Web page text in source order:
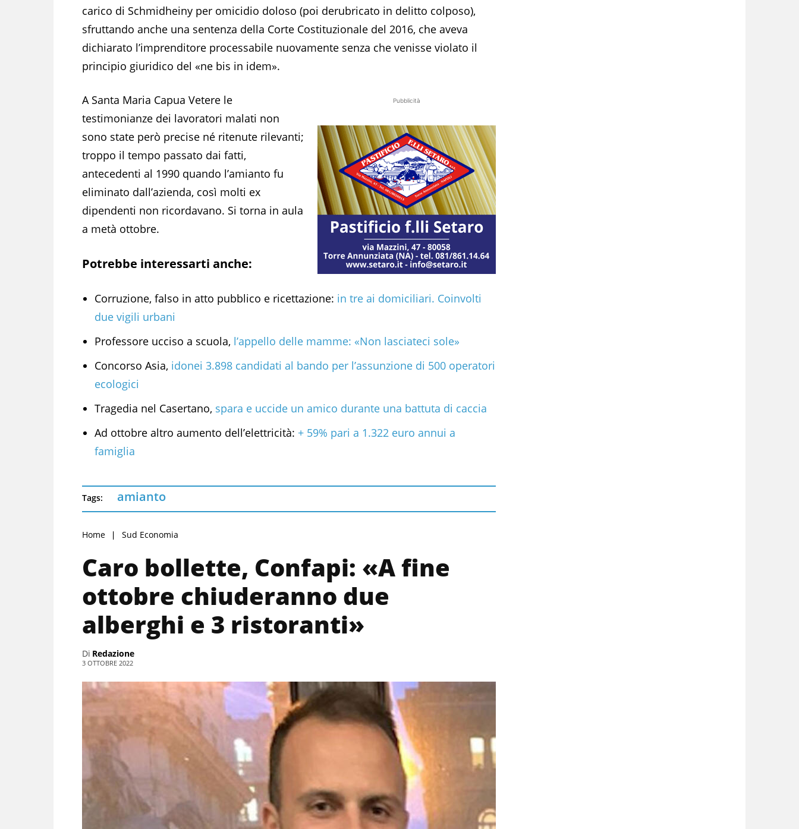
carico di Schmidheiny per omicidio doloso (poi derubricato in delitto colposo),
sfruttando anche una sentenza della Corte Costituzionale del 2016, che aveva
dichiarato l’imprenditore processabile nuovamente senza che venisse violato il
principio giuridico del «ne bis in idem».
Pubblicità
A Santa Maria Capua Vetere le
testimonianze dei lavoratori malati non
sono state però precise né ritenute rilevanti;
troppo il tempo passato dai fatti,
antecedenti al 1990 quando l’amianto fu
eliminato dall’azienda, così molti ex
dipendenti non ricordavano. Si torna in aula
a metà ottobre.
Potrebbe interessarti anche:
Corruzione, falso in atto pubblico e ricettazione: in tre ai domiciliari. Coinvolti
due vigili urbani
Professore ucciso a scuola, l’appello delle mamme: «Non lasciateci sole»
Concorso Asia, idonei 3.898 candidati al bando per l’assunzione di 500 operatori
ecologici
Tragedia nel Casertano, spara e uccide un amico durante una battuta di caccia
Ad ottobre altro aumento dell’elettricità: + 59% pari a 1.322 euro annui a
famiglia
Tags: amianto
Home Sud Economia
Caro bollette, Confapi: «A fine
ottobre chiuderanno due
alberghi e 3 ristoranti»
Di Redazione
3 OTTOBRE 2022